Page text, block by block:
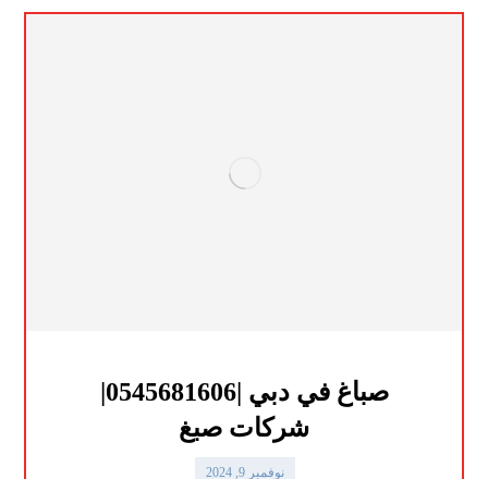
صباغ في دبي |0545681606|
شركات صبغ
نوفمبر 9, 2024